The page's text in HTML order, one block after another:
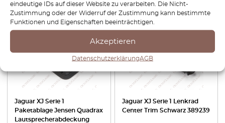
eindeutige IDs auf dieser Website zu verarbeiten. Die Nicht-
Zustimmung oder der Widerruf der Zustimmung kann bestimmte
Funktionen und Eigenschaften beeinträchtigen.
Akzeptieren
DatenschutzerklärungAGB
-30%
Jaguar XJ Serie 1
Paketablage Jensen Quadrax
Lautsprecherabdeckung
-30%
Jaguar XJ Serie 1 Lenkrad
Center Trim Schwarz 389239